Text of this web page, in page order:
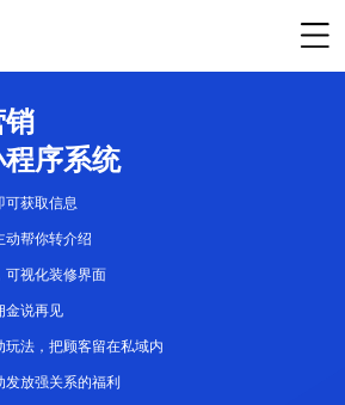
销
序系统
可获取信息
动帮你转介绍
可视化装修界面
金说再见
法，把顾客留在私域内
放强关系的福利